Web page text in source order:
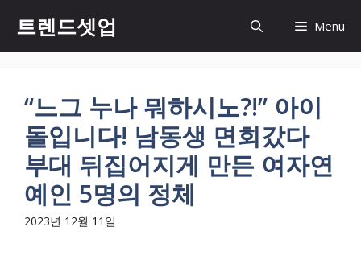
츠
트렌드셋업 Menu
“느그 누나 뭐하시노?!” 아이
돌입니다! 남동생 면회갔다
부대 뒤집어지게 만든 여자연
예인 5명의 정체
2023년 12월 11일